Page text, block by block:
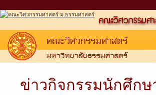
ข่าวกิจกรรมนักศึกษ